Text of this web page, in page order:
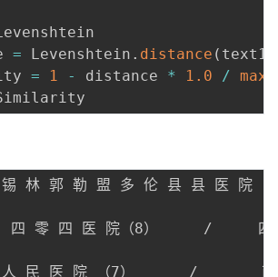
= Levenshtein . distance ( text1
= 1 - distance * 1.0 / max
林 郭 勒 盟 多 伦 县 县 医 院
四 零 四 医 院（8）     /